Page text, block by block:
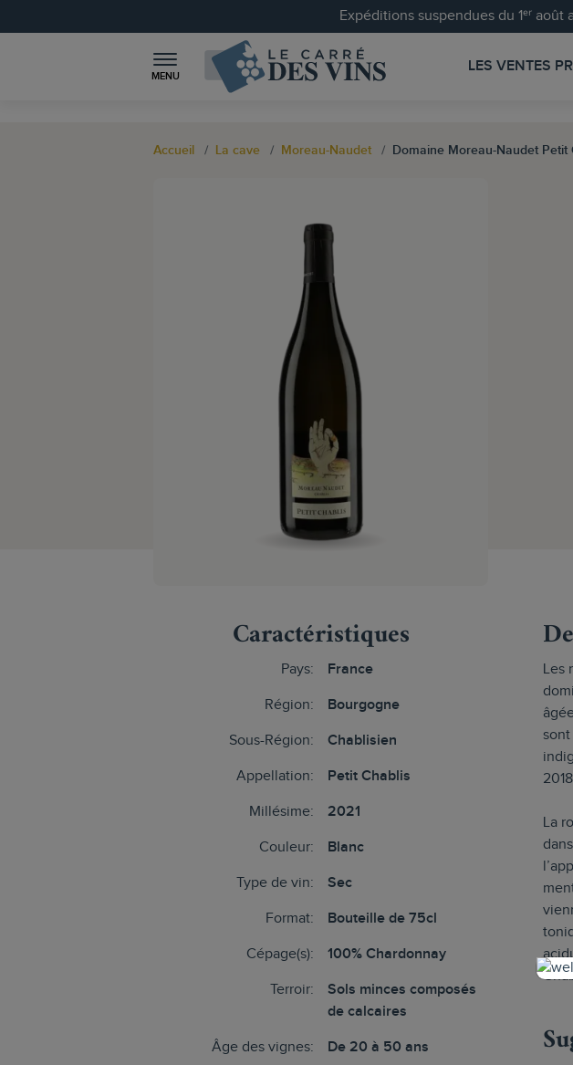
Expéditions suspendues du 1ᵉʳ
MENU
LES VENTES
Accueil La cave Moreau-Naudet Domaine Moreau-Naudet Petit
Caractéristiques
Pays: France
Région: Bourgogne
Sous-Région: Chablisien
Appellation: Petit Chablis
Millésime: 2021
Couleur: Blanc
Type de vin: Sec
Format: Bouteille de 75cl
Cépage(s): 100% Chardonnay
Terroir:
Sols minces composés
de calcaires
Âge des vignes: De 20 à 50 ans
Les
La